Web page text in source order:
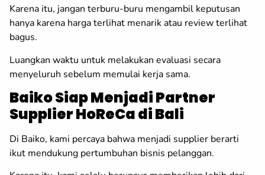
Karena itu, jangan terburu-buru mengambil keputusan
hanya karena harga terlihat menarik atau review terlihat
bagus.
Luangkan waktu untuk melakukan evaluasi secara
menyeluruh sebelum memulai kerja sama.
Baiko Siap Menjadi Partner
Supplier HoReCa di Bali
Di Baiko, kami percaya bahwa menjadi supplier berarti
ikut mendukung pertumbuhan bisnis pelanggan.